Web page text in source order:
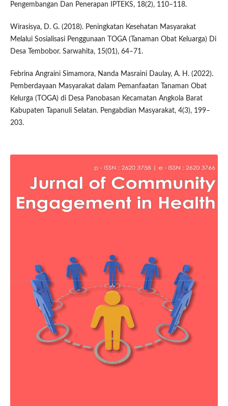
Pengembangan Dan Penerapan IPTEKS, 18(2), 110–118.
Wirasisya, D. G. (2018). Peningkatan Kesehatan Masyarakat
Melalui Sosialisasi Penggunaan TOGA (Tanaman Obat Keluarga) Di
Desa Tembobor. Sarwahita, 15(01), 64–71.
Febrina Angraini Simamora, Nanda Masraini Daulay, A. H. (2022).
Pemberdayaan Masyarakat dalam Pemanfaatan Tanaman Obat
Kelurga (TOGA) di Desa Panobasan Kecamatan Angkola Barat
Kabupaten Tapanuli Selatan. Pengabdian Masyarakat, 4(3), 199–
203.